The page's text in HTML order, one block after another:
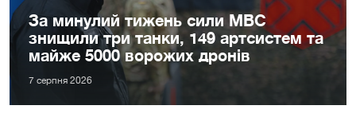
За минулий тижень сили МВС
знищили три танки, 149 артсистем та
майже 5000 ворожих дронів
7 серпня 2026